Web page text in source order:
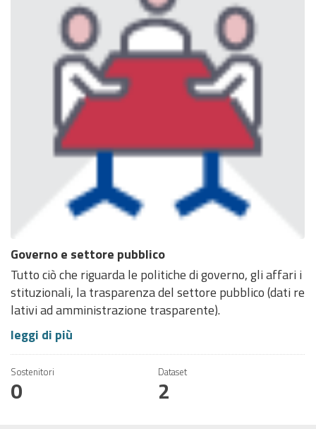
Governo e settore pubblico
Tutto ciò che riguarda le politiche di governo, gli affari i
stituzionali, la trasparenza del settore pubblico (dati re
lativi ad amministrazione trasparente).
leggi di più
Sostenitori
0
Dataset
2